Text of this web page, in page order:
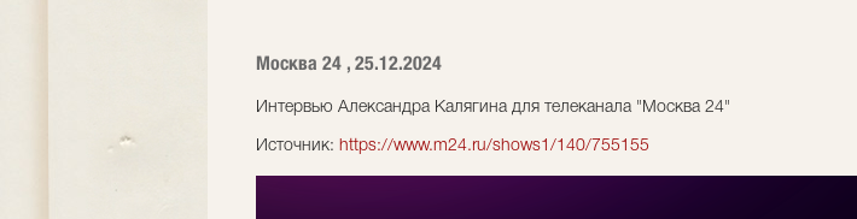
Москва 24 , 25.12.2024
Интервью Александра Калягина для телеканала "Москва 24"
Источник: https://www.m24.ru/shows1/140/755155